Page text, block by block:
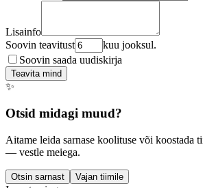
Lisainfo
Soovin teavitust
kuu jooksul.
Soovin saada uudiskirja
Teavita mind
✨
Otsid midagi muud?
Aitame leida sarnase koolituse või koostada
— vestle meiega.
Otsin sarnast Vajan tiimile